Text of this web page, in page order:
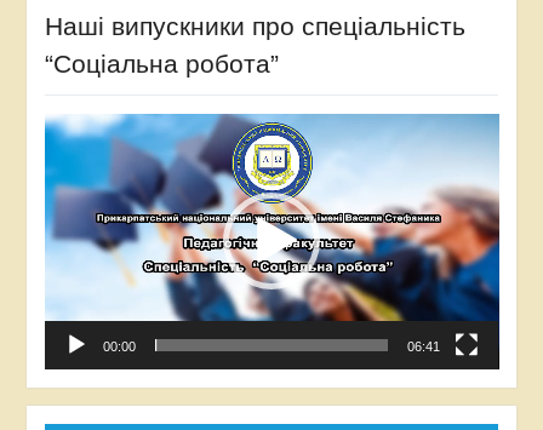
Наші випускники про спеціальність
“Соціальна робота”
Відеопрогравач
00:00 06:41